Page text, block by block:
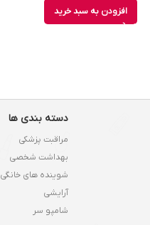
افزودن به سبد خرید
دسته بندی ها
مراقبت پزشکی
بهداشت شخصی
شوینده های خانگی
آرایشی
شامپو سر